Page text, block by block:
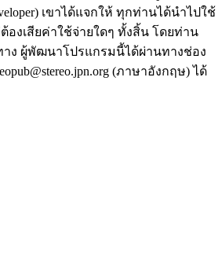
เขาได้แจกให้ ทุกท่านได้นำไปใช้
องเสียค่าใช้จ่ายใดๆ ทั้งสิ้น โดยท่าน
ง ผู้พัฒนาโปรแกรมนี้ได้ผ่านทางช่อง
(ภาษาอังกฤษ) ได้